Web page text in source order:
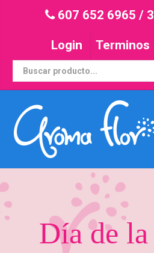
607 652 6965 /
Login Terminos
Día de